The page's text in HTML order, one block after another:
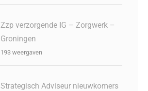
Zzp verzorgende IG – Zorgwerk –
Groningen
193 weergaven
Strategisch Adviseur nieuwkomers